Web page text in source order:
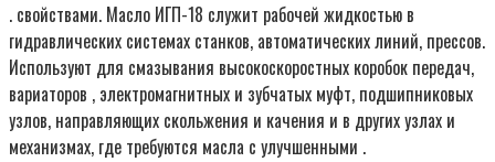
. свойствами. Масло ИГП-18 служит рабочей жидкостью в
гидравлических системах станков, автоматических линий, прессов.
Используют для смазывания высокоскоростных коробок передач,
вариаторов , электромагнитных и зубчатых муфт, подшипниковых
узлов, направляющих скольжения и качения и в других узлах и
механизмах, где требуются масла с улучшенными .